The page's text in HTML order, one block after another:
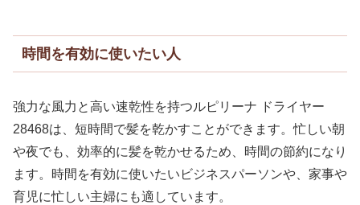
時間を有効に使いたい人
強力な風力と高い速乾性を持つルピリーナ ドライヤー
28468は、短時間で髪を乾かすことができます。忙しい朝
や夜でも、効率的に髪を乾かせるため、時間の節約になり
ます。時間を有効に使いたいビジネスパーソンや、家事や
育児に忙しい主婦にも適しています。